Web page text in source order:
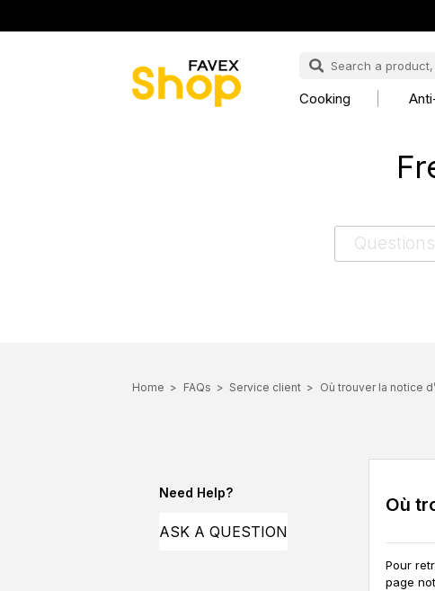
Cooking
Home FAQs Service client Où trouver la notice
Need Help?
ASK A QUESTION
Où
Pour
page